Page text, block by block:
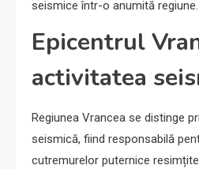
seismice într-o anumită regiune.
Epicentrul
activitatea
Regiunea Vrancea se distinge
seismică, fiind responsabilă
cutremurelor puternice